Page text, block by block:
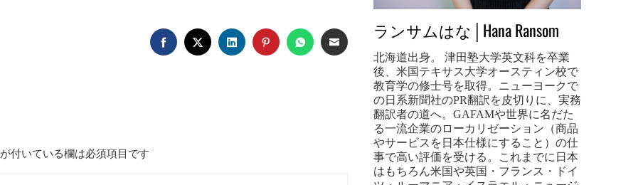
FACEBOOKTWITTERLINKEDINPINTERESTWHATSAPP
EMAIL
が付いている欄は必須項目です
ランサムはな│Hana Ransom
北海道出身。 津田塾大学英文科を卒業
後、米国テキサス大学オースティン校で
教育学の修士号を取得。ニューヨークで
の日系新聞社のPR翻訳を皮切りに、実務
翻訳者の道へ。GAFAMや世界に名だた
る一流企業のローカリゼーション（商品
やサービスを日本仕様にすること）の仕
事で高い評価を受ける。これまでに日本
はもちろん米国や英国・フランス・ドイ